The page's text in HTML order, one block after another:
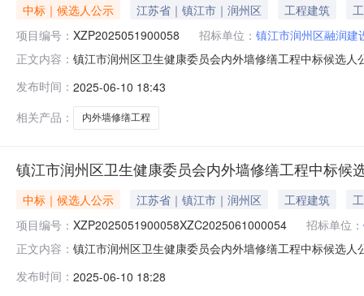
中标｜候选人公示 江苏省｜镇江市｜润州区 工程建筑
项目编号： XZP2025051900058 招标单位： 镇江市润州区融润建
正文内容： 镇江市润州区卫生健康委员会内外墙修缮工程中标候选
报价：39.292487万元，质量：合格，工期/交货期/服务
发布时间： 2025-06-10 18:43
相关产品：
内外墙修缮工程
镇江市润州区卫生健康委员会内外墙修缮工程中标候
中标｜候选人公示 江苏省｜镇江市｜润州区 工程建筑
项目编号： XZP2025051900058XZC2025061000054 招标单位：
正文内容： 镇江市润州区卫生健康委员会内外墙修缮工程中标候选
生健康委员会内外墙修缮工程1、中标候选人基本情况排
发布时间： 2025-06-10 18:28